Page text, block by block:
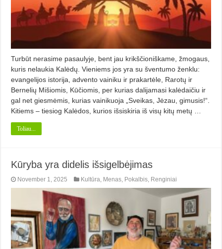
Turbūt nerasime pasaulyje, bent jau krikščioniškame, žmogaus,
kuris nelaukia Kalėdų. Vieniems jos yra su šventumo ženklu:
evangelijos istorija, advento vainiku ir prakartėle, Rarotų ir
Bernelių Mišiomis, Kūčiomis, per kurias dalijamasi kalėdaičiu ir
gal net giesmėmis, kurias vainikuoja „Sveikas, Jėzau, gimusis!“.
Kitiems – tiesiog Kalėdos, kurios išsiskiria iš visų kitų metų …
Toliau...
Kūryba yra didelis išsigelbėjimas
November 1, 2025 Kultūra, Menas, Pokalbis, Renginiai